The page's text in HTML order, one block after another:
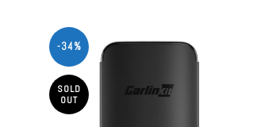
-34%
SOLD
OUT